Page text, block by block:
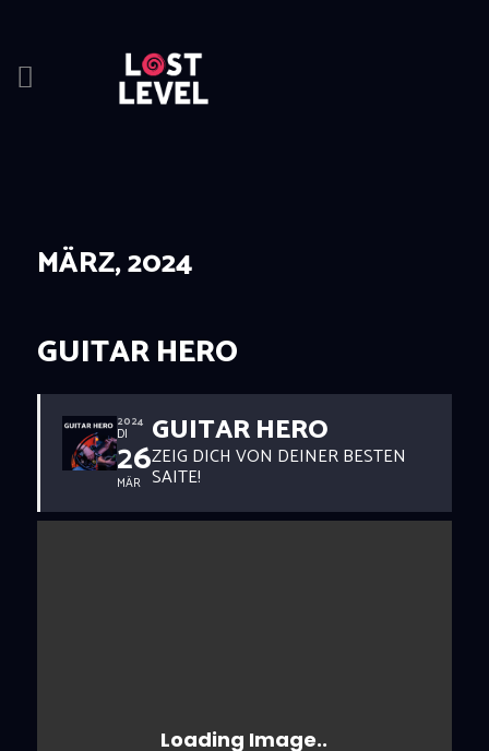
EVENTS
ABOUT
RESERVIERUNG
MÄRZ, 2024
GUITAR HERO
2024
DI
26
MÄR
GUITAR HERO
ZEIG DICH VON DEINER BESTEN
SAITE!